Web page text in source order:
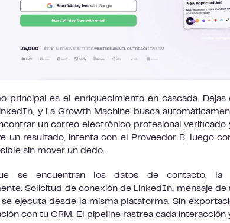
principal es el enriquecimiento en cascada.
y La Growth Machine busca
un correo electrónico profesional
un resultado, intenta con el Proveedor B, luego
sin mover un dedo.
se encuentran los datos de contacto, la
Solicitud de conexión de LinkedIn, mensaje
ejecuta desde la misma plataforma. Sin
con tu CRM. El pipeline rastrea cada interacción